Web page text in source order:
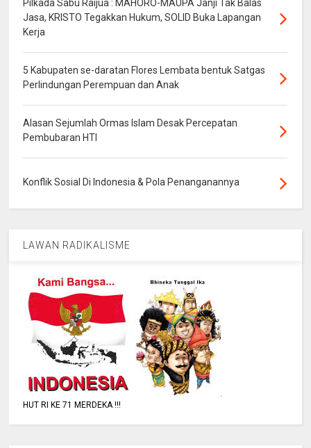
Pilkada Sabu Raijua : MAHORO-MAUPA Janji Tak Balas
Jasa, KRISTO Tegakkan Hukum, SOLID Buka Lapangan
Kerja
5 Kabupaten se-daratan Flores Lembata bentuk Satgas
Perlindungan Perempuan dan Anak
Alasan Sejumlah Ormas Islam Desak Percepatan
Pembubaran HTI
Konflik Sosial Di Indonesia & Pola Penanganannya
LAWAN RADIKALISME
HUT RI KE 71 MERDEKA !!!